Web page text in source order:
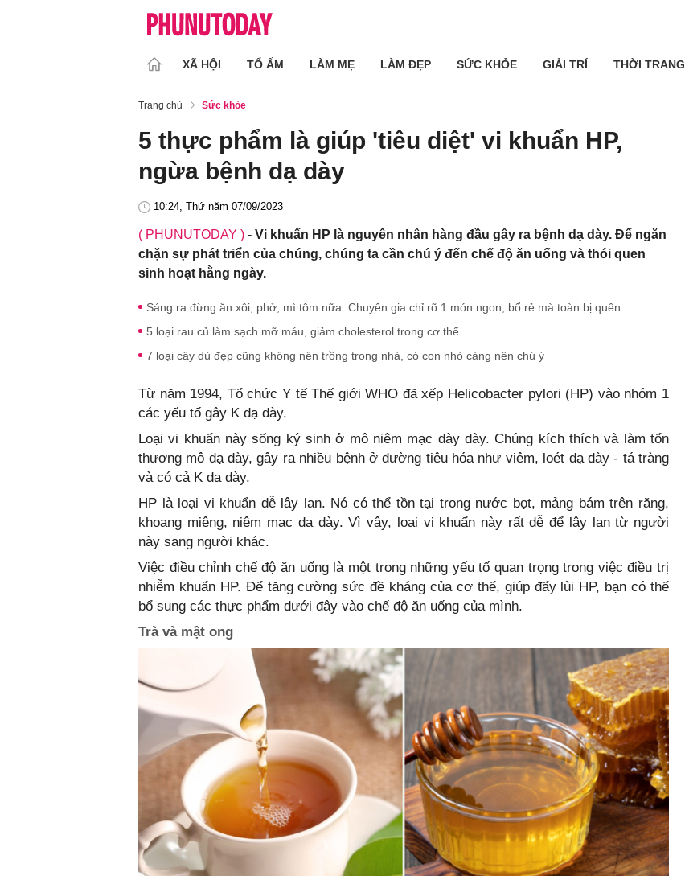
XÃ HỘI TỔ ẤM LÀM MẸ LÀM ĐẸP SỨC KHỎE GIẢI TRÍ THỜI TRANG
Trang chủ Sức khỏe
5 thực phẩm là giúp 'tiêu diệt' vi khuẩn HP,
ngừa bệnh dạ dày
10:24, Thứ năm 07/09/2023
( PHUNUTODAY ) - Vi khuẩn HP là nguyên nhân hàng đầu gây ra bệnh dạ dày. Để ngăn
chặn sự phát triển của chúng, chúng ta cần chú ý đến chế độ ăn uống và thói quen
sinh hoạt hằng ngày.
Sáng ra đừng ăn xôi, phở, mì tôm nữa: Chuyên gia chỉ rõ 1 món ngon, bổ rẻ mà toàn bị quên
5 loại rau củ làm sạch mỡ máu, giảm cholesterol trong cơ thể
7 loại cây dù đẹp cũng không nên trồng trong nhà, có con nhỏ càng nên chú ý
Từ năm 1994, Tổ chức Y tế Thế giới WHO đã xếp Helicobacter pylori (HP) vào nhóm 1
các yếu tố gây K dạ dày.
Loại vi khuẩn này sống ký sinh ở mô niêm mạc dày dày. Chúng kích thích và làm tổn
thương mô dạ dày, gây ra nhiều bệnh ở đường tiêu hóa như viêm, loét dạ dày - tá tràng
và có cả K dạ dày.
HP là loại vi khuẩn dễ lây lan. Nó có thể tồn tại trong nước bọt, mảng bám trên răng,
khoang miệng, niêm mạc dạ dày. Vì vậy, loại vi khuẩn này rất dễ để lây lan từ người
này sang người khác.
Việc điều chỉnh chế độ ăn uống là một trong những yếu tố quan trọng trong việc điều trị
nhiễm khuẩn HP. Để tăng cường sức đề kháng của cơ thể, giúp đẩy lùi HP, bạn có thể
bổ sung các thực phẩm dưới đây vào chế độ ăn uống của mình.
Trà và mật ong